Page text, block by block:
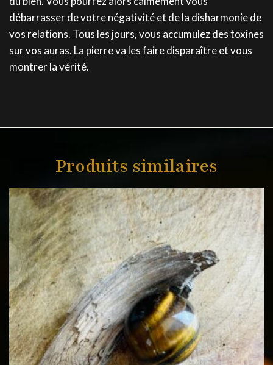
débarrasser de votre négativité et de la disharmonie de
vos relations. Tous les jours, vous accumulez des toxines
sur vos auras. La pierre va les faire disparaître et vous
montrer la vérité.
Produits similaires